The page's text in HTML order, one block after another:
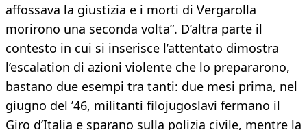
affossava la giustizia e i morti di Vergarolla
morirono una seconda volta”. D’altra parte il
contesto in cui si inserisce l’attentato dimostra
l’escalation di azioni violente che lo prepararono,
bastano due esempi tra tanti: due mesi prima, nel
giugno del ’46, militanti filojugoslavi fermano il
Giro d’Italia e sparano sulla polizia civile, mentre la